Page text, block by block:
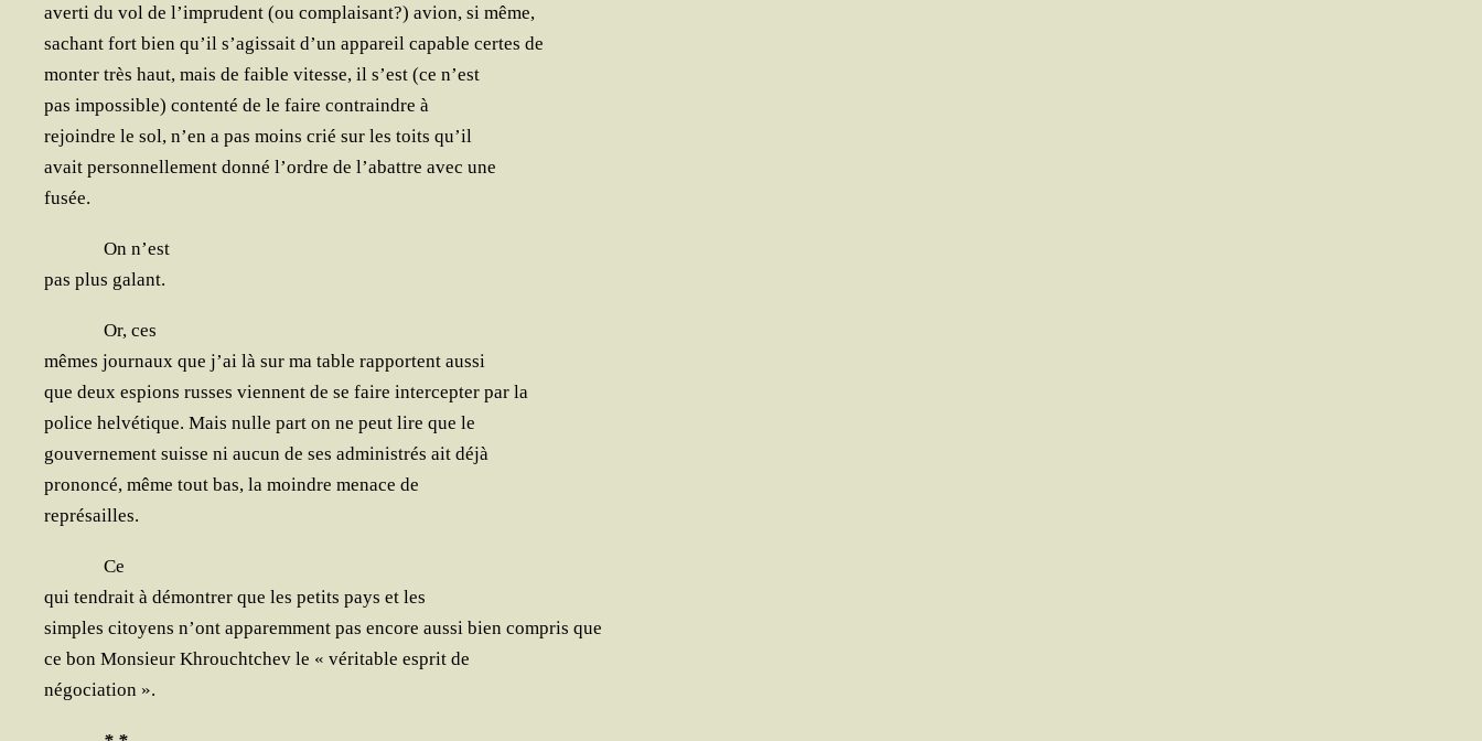
aver­ti du vol de l’im­pru­dent (ou com­plai­sant?) avion, si même,
sachant fort bien qu’il s’a­gis­sait d’un appa­reil capable certes de
mon­ter très haut, mais de faible vitesse, il s’est (ce n’est
pas impos­sible) conten­té de le faire contraindre à
rejoindre le sol, n’en a pas moins crié sur les toits qu’il
avait per­son­nel­le­ment don­né l’ordre de l’a­battre avec une
fusée.
On n’est
pas plus galant.
Or, ces
mêmes jour­naux que j’ai là sur ma table rap­portent aussi
que deux espions russes viennent de se faire inter­cep­ter par la
police hel­vé­tique. Mais nulle part on ne peut lire que le
gou­ver­ne­ment suisse ni aucun de ses admi­nis­trés ait déjà
pro­non­cé, même tout bas, la moindre menace de
représailles.
Ce
qui ten­drait à démon­trer que les petits pays et les
simples citoyens n’ont appa­rem­ment pas encore aus­si bien com­pris que
ce bon Mon­sieur Khroucht­chev le « véri­table esprit de
négociation ».